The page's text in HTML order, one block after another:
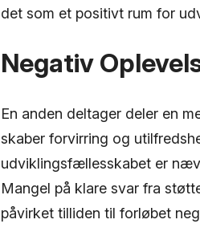
det som et positivt rum for
Negativ
En anden deltager deler en
skaber forvirring og
udviklingsfællesskabet er
Mangel på klare svar fra
påvirket tilliden til forløbet